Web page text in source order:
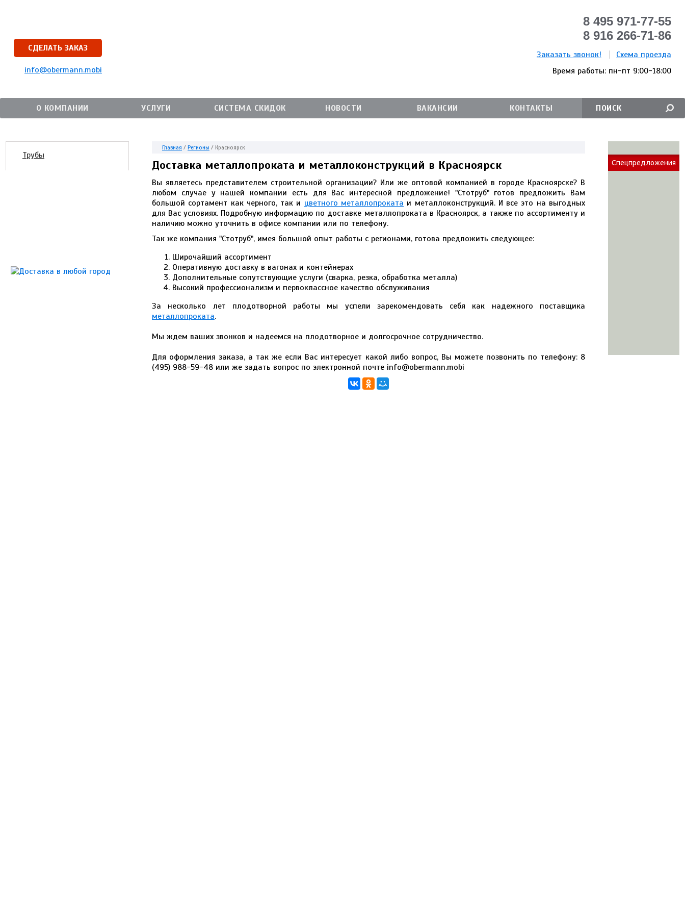
СДЕЛАТЬ ЗАКАЗ
info@obermann.mobi
8 495 971-77-55
8 916 266-71-86
Заказать звонок!
Схема проезда
Время работы: пн-пт 9:00-18:00
О КОМПАНИИ УСЛУГИ СИСТЕМА СКИДОК НОВОСТИ ВАКАНСИИ КОНТАКТЫ
Трубы
Главная / Регионы / Красноярск
Доставка металлопроката и металлоконструкций в Красноярск
Вы являетесь представителем строительной организации? Или же оптовой компанией в городе Красноярске? В
любом случае у нашей компании есть для Вас интересной предложение! "Стотруб" готов предложить Вам
большой сортамент как черного, так и цветного металлопроката и металлоконструкций. И все это на выгодных
для Вас условиях. Подробную информацию по доставке металлопроката в Красноярск, а также по ассортименту и
наличию можно уточнить в офисе компании или по телефону.
Так же компания "Стотруб", имея большой опыт работы с регионами, готова предложить следующее:
Широчайший ассортимент
Оперативную доставку в вагонах и контейнерах
Дополнительные сопутствующие услуги (сварка, резка, обработка металла)
Высокий профессионализм и первоклассное качество обслуживания
За несколько лет плодотворной работы мы успели зарекомендовать себя как надежного поставщика
металлопроката.
Мы ждем ваших звонков и надеемся на плодотворное и долгосрочное сотрудничество.
Для оформления заказа, а так же если Вас интересует какой либо вопрос, Вы можете позвонить по телефону: 8
(495) 988-59-48 или же задать вопрос по электронной почте info@obermann.mobi
Спецпредложения